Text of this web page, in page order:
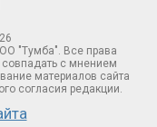
"Тумба". Все права
с мнением
материалов сайта
согласия редакции.